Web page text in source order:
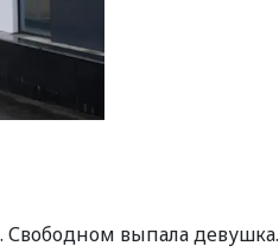
Свободном выпала девушка.